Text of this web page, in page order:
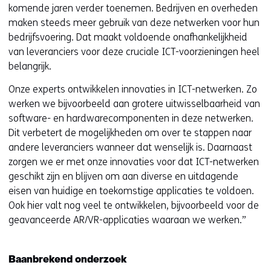
komende jaren verder toenemen. Bedrijven en overheden
maken steeds meer gebruik van deze netwerken voor hun
bedrijfsvoering. Dat maakt voldoende onafhankelijkheid
van leveranciers voor deze cruciale ICT-voorzieningen heel
belangrijk.
Onze experts ontwikkelen innovaties in ICT-netwerken. Zo
werken we bijvoorbeeld aan grotere uitwisselbaarheid van
software- en hardwarecomponenten in deze netwerken.
Dit verbetert de mogelijkheden om over te stappen naar
andere leveranciers wanneer dat wenselijk is. Daarnaast
zorgen we er met onze innovaties voor dat ICT-netwerken
geschikt zijn en blijven om aan diverse en uitdagende
eisen van huidige en toekomstige applicaties te voldoen.
Ook hier valt nog veel te ontwikkelen, bijvoorbeeld voor de
geavanceerde AR/VR-applicaties waaraan we werken.”
Baanbrekend onderzoek